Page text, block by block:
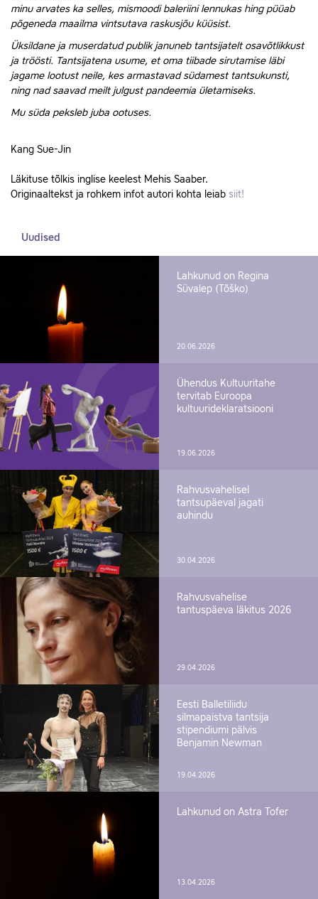
minu arvates ka selles, mismoodi baleriini lennukas hing püüab
põgeneda maailma vintsutava raskusjõu küüsist.
Üksildane ja muserdatud publik januneb tantsijatelt osavõtlikkust
ja tröösti. Tantsijatena usume, et oma tiibade sirutamise läbi
jagame lootust neile, kes armastavad südamest tantsukunsti,
ning nad saavad meilt julgust pandeemia ületamiseks.
Mu süda peksleb juba ootuses.
Kang Sue-Jin
Läkituse tõlkis inglise keelest Mehis Saaber.
Originaaltekst ja rohkem infot autori kohta leiab siit!
Uudised
Lahkunud on Regina
Süvalep (Tõško)
20.06.2026
Ühendus Kultuuritahe
tervitab Euroopa
kultuurideklaratsiooni
19.06.2026
Rahvusvahelisel
tantsupäeval jagati
auhindu
30.04.2026
Rahvusvahelise
tantuspäeva läkitus 2026
29.04.2026
Eesti Balletiliidu
silmapaistva tantsija
stipendiumi pälvis
Benjamin Newman
19.04.2026
Lahkunud on Astra Tofer
13.04.2026